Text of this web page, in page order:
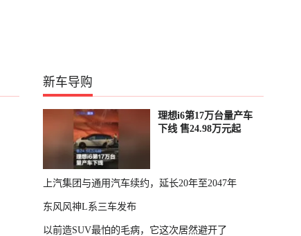
新车导购
理想i6第17万台量产车
下线 售24.98万元起
上汽集团与通用汽车续约，延长20年至2047年
东风风神L系三车发布
以前造SUV最怕的毛病，它这次居然避开了